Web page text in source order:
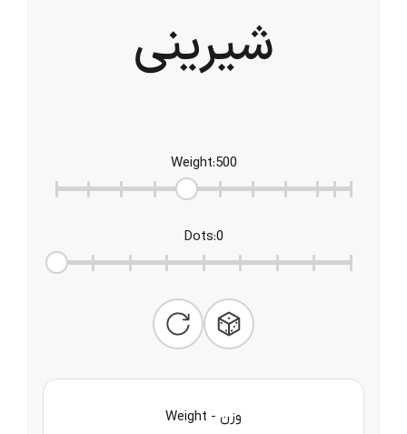
شیرینی
Weight:500
Dots:0
Weight - وزن